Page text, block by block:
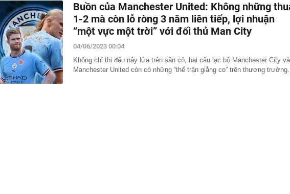
gia đình
17:59
XSMN 7/8 - Kết quả xổ số miền Nam hôm nay thứ Sáu ngày 7/8/2026
17:57
Phát hiện viêm gan B rồi bỏ điều trị suốt 20 năm, người đàn ông 53 tuổi
phải lọc máu, vợ con cũng nhiễm bệnh
17:52
9 loại rau giàu omega-3 bậc nhất
17:48
45 tuổi tôi mới nhận ra: Càng tiết kiệm càng tốt là lời khuyên dễ khiến
người trung niên trả giá
Buồn của Manchester United: Không những
1-2 mà còn lỗ ròng 3 năm liên tiếp, lợi nhuận
“một vực một trời” với đối thủ Man City
04/06/2023 00:04
Không chỉ thi đấu nảy lửa trên sân cỏ, hai câu lạc bộ Manchester City và
Manchester United còn có những “thế trận giằng co” trên thương trường.